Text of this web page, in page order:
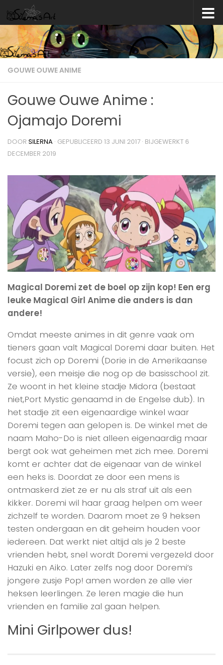
Skip to content
GOUWE OUWE ANIME
Gouwe Ouwe Anime :
Ojamajo Doremi
DOOR SILERNA · GEPUBLICEERD 13 JUNI 2017 · BIJGEWERKT 6
DECEMBER 2019
Magical Doremi zet de boel op zijn kop! Een erg
leuke Magical Girl Anime die anders is dan
andere!
Omdat meeste animes in dit genre vaak om
tieners gaan valt Magical Doremi daar buiten. Het
focust zich op Doremi (Dorie in de Amerikaanse
versie), een meisje die nog op de basisschool zit.
Ze woont in het kleine stadje Midora (bestaat
niet,Port Mystic genaamd in de Engelse dub). In
het stadje zit een eigenaardige winkel waar
Doremi tegen aan gelopen is. De winkel met de
naam Maho-Do is niet alleen eigenaardig maar
bergt ook wat geheimen met zich mee. Doremi
komt er achter dat de eigenaar van de winkel
een heks is. Doordat ze door een mens is
ontmaskerd ziet ze er nu als straf uit als een
kikker. Doremi wil haar graag helpen om weer
zichzelf te worden. Daarom moet ze 9 heksen
testen ondergaan en dit geheim houden voor
iedereen. Dat werkt niet altijd als je 2 beste
vrienden hebt, snel wordt Doremi vergezeld door
Hazuki en Aiko. Later zelfs nog door Doremi’s
jongere zusje Pop! amen worden ze alle vier
heksen leerlingen. Ze leren magie die hun
vrienden en familie zal gaan helpen.
Mini Girlpower dus!